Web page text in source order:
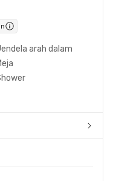
arah dalam